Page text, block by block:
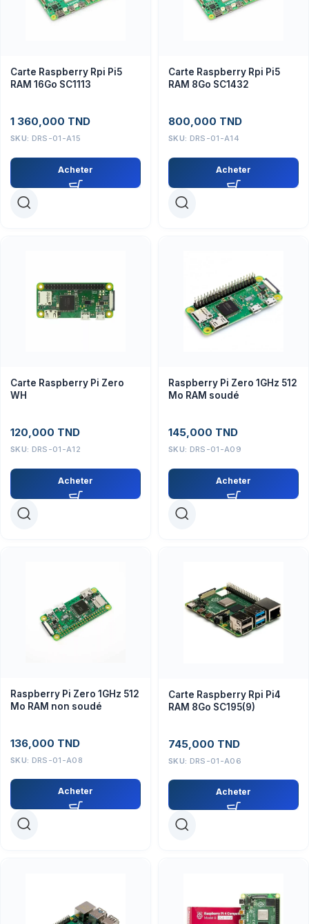
Carte Raspberry Rpi Pi5
RAM 16Go SC1113
1 360,000 TND
SKU: DRS-01-A15
Acheter
Carte Raspberry Rpi Pi5
RAM 8Go SC1432
800,000 TND
SKU: DRS-01-A14
Acheter
Carte Raspberry Pi Zero
WH
120,000 TND
SKU: DRS-01-A12
Acheter
Raspberry Pi Zero 1GHz 512
Mo RAM soudé
145,000 TND
SKU: DRS-01-A09
Acheter
Raspberry Pi Zero 1GHz 512
Mo RAM non soudé
136,000 TND
SKU: DRS-01-A08
Acheter
Carte Raspberry Rpi Pi4
RAM 8Go SC195(9)
745,000 TND
SKU: DRS-01-A06
Acheter